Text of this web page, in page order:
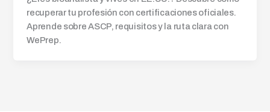
recuperar tu profesión con certificaciones oficiales.
Aprende sobre ASCP, requisitos y la ruta clara con
WePrep.